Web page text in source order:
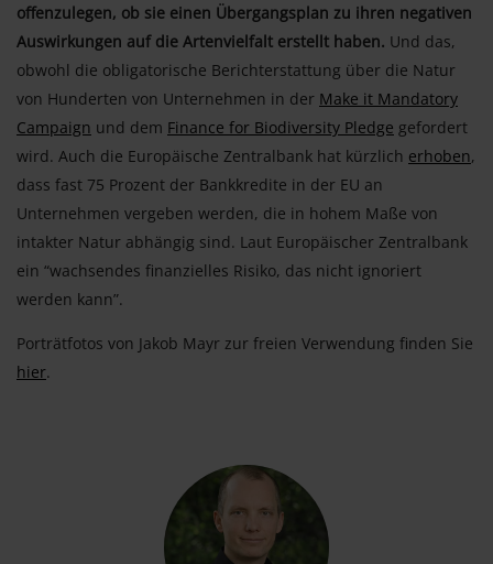
offenzulegen, ob sie einen Übergangsplan zu ihren negativen
Auswirkungen auf die Artenvielfalt erstellt haben. Und das,
obwohl die obligatorische Berichterstattung über die Natur
von Hunderten von Unternehmen in der Make it Mandatory
Campaign und dem Finance for Biodiversity Pledge gefordert
wird. Auch die Europäische Zentralbank hat kürzlich erhoben,
dass fast 75 Prozent der Bankkredite in der EU an
Unternehmen vergeben werden, die in hohem Maße von
intakter Natur abhängig sind. Laut Europäischer Zentralbank
ein “wachsendes finanzielles Risiko, das nicht ignoriert
werden kann”.
Porträtfotos von Jakob Mayr zur freien Verwendung finden Sie
hier.